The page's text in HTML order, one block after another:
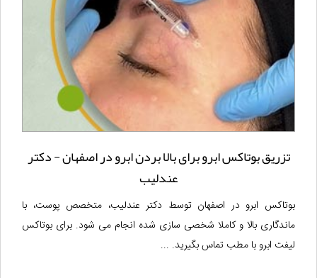
تزریق بوتاکس ابرو برای بالا بردن ابرو در اصفهان - دکتر
عندلیب
بوتاکس ابرو در اصفهان توسط دکتر عندلیب، متخصص پوست، با
ماندگاری بالا و کاملا شخصی سازی شده انجام می شود. برای بوتاکس
لیفت ابرو با مطب تماس بگیرید. ...